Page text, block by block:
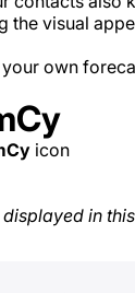
the visual
own
icon
in